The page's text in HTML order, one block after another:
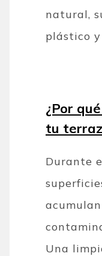
natural,
plástico
¿Por
tu
Durante
Una